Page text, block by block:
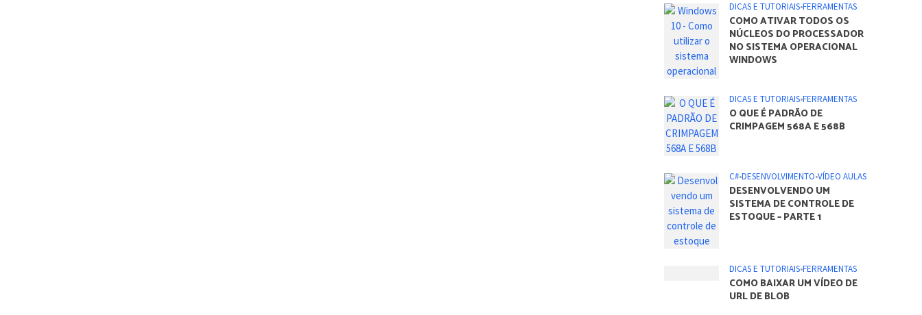
DICAS E TUTORIAIS•FERRAMENTAS
COMO ATIVAR TODOS OS
NÚCLEOS DO PROCESSADOR
NO SISTEMA OPERACIONAL
WINDOWS
DICAS E TUTORIAIS•FERRAMENTAS
O QUE É PADRÃO DE
CRIMPAGEM 568A E 568B
C#•DESENVOLVIMENTO•VÍDEO AULAS
DESENVOLVENDO UM
SISTEMA DE CONTROLE DE
ESTOQUE – PARTE 1
DICAS E TUTORIAIS•FERRAMENTAS
COMO BAIXAR UM VÍDEO DE
URL DE BLOB